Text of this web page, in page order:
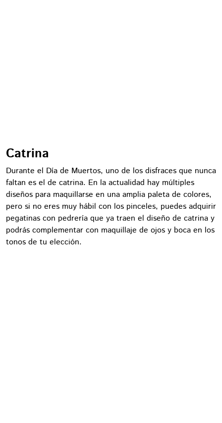
Catrina
Durante el Día de Muertos, uno de los disfraces que nunca
faltan es el de catrina. En la actualidad hay múltiples
diseños para maquillarse en una amplia paleta de colores,
pero si no eres muy hábil con los pinceles, puedes adquirir
pegatinas con pedrería que ya traen el diseño de catrina y
podrás complementar con maquillaje de ojos y boca en los
tonos de tu elección.